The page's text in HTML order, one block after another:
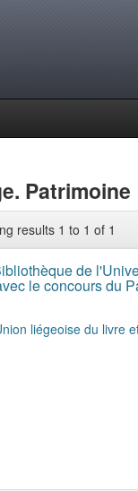
Patrimoine
results 1 to 1 of 1
de
le concours du
liégeoise du livre